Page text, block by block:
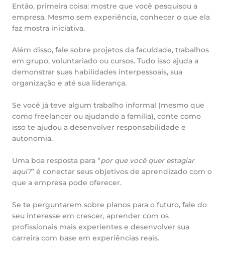
Então, primeira coisa: mostre que você pesquisou a
empresa. Mesmo sem experiência, conhecer o que ela
faz mostra iniciativa.
Além disso, fale sobre projetos da faculdade, trabalhos
em grupo, voluntariado ou cursos. Tudo isso ajuda a
demonstrar suas habilidades interpessoais, sua
organização e até sua liderança.
Se você já teve algum trabalho informal (mesmo que
como freelancer ou ajudando a família), conte como
isso te ajudou a desenvolver responsabilidade e
autonomia.
Uma boa resposta para “por que você quer estagiar
aqui?” é conectar seus objetivos de aprendizado com o
que a empresa pode oferecer.
Se te perguntarem sobre planos para o futuro, fale do
seu interesse em crescer, aprender com os
profissionais mais experientes e desenvolver sua
carreira com base em experiências reais.